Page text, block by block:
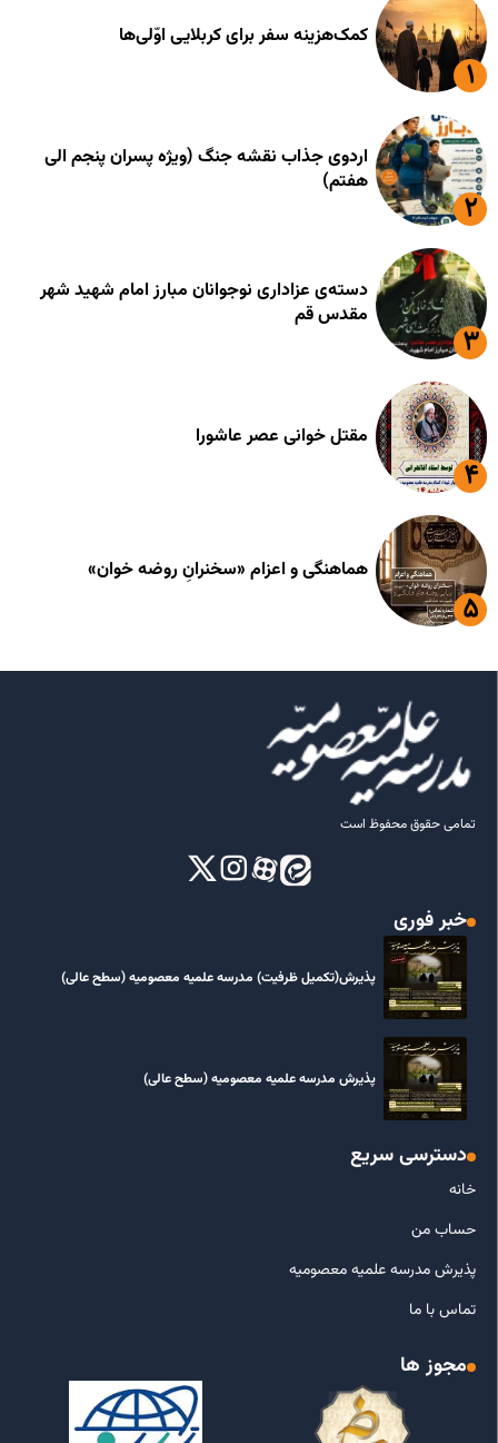
کمک‌هزینه سفر برای کربلایی اوّلی‌ها
اردوی جذاب نقشه جنگ (ویژه پسران پنجم الی
هفتم)
دسته‌ی عزاداری نوجوانان مبارز امام شهید شهر
مقدس قم
مقتل خوانی عصر عاشورا
هماهنگی و اعزام «سخنرانِ روضه خوان»
تمامی حقوق محفوظ است
خبر فوری
پذیرش(تکمیل ظرفیت) مدرسه علمیه معصومیه‌ (سطح عالی)
پذیرش مدرسه علمیه معصومیه‌ (سطح عالی)
دسترسی سریع
خانه
حساب من
پذیرش مدرسه علمیه معصومیه
تماس با ما
مجوز ها